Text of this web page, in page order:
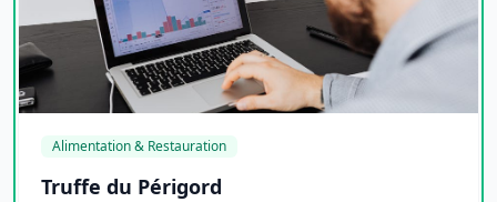
Alimentation & Restauration
Truffe du Périgord